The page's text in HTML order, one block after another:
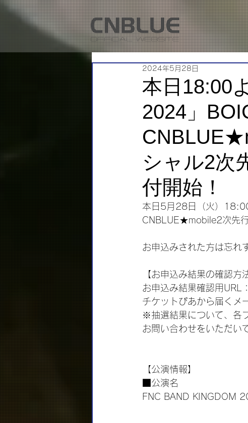
本日18:00
2024」
シャル2次
付開始！
2024年5月28日
本日5月28日（火）
CNBLUE★mobile2次先
お申込みされた方は忘れ
【お申込み結果の確認方
お申込み結果確認用URL：
チケットぴあから届くメ
※抽選結果について、各
お問い合わせをいただい
【公演情報】
■公演名
FNC BAND KINGDOM